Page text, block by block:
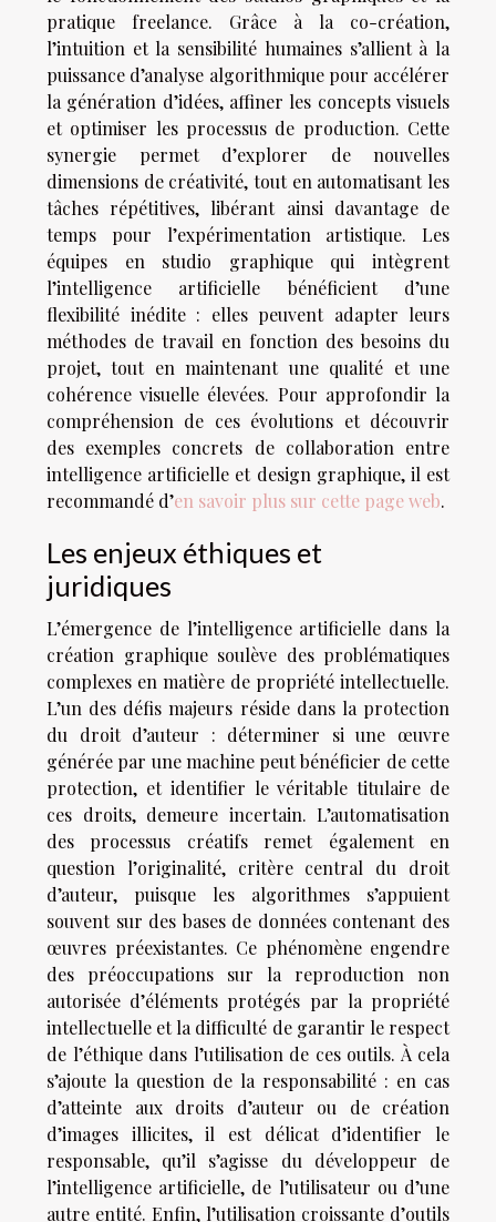
pratique freelance. Grâce à la co-création,
l’intuition et la sensibilité humaines s’allient à la
puissance d’analyse algorithmique pour accélérer
la génération d’idées, affiner les concepts visuels
et optimiser les processus de production. Cette
synergie permet d’explorer de nouvelles
dimensions de créativité, tout en automatisant les
tâches répétitives, libérant ainsi davantage de
temps pour l’expérimentation artistique. Les
équipes en studio graphique qui intègrent
l’intelligence artificielle bénéficient d’une
flexibilité inédite : elles peuvent adapter leurs
méthodes de travail en fonction des besoins du
projet, tout en maintenant une qualité et une
cohérence visuelle élevées. Pour approfondir la
compréhension de ces évolutions et découvrir
des exemples concrets de collaboration entre
intelligence artificielle et design graphique, il est
recommandé d’en savoir plus sur cette page web.
Les enjeux éthiques et
juridiques
L’émergence de l’intelligence artificielle dans la
création graphique soulève des problématiques
complexes en matière de propriété intellectuelle.
L’un des défis majeurs réside dans la protection
du droit d’auteur : déterminer si une œuvre
générée par une machine peut bénéficier de cette
protection, et identifier le véritable titulaire de
ces droits, demeure incertain. L’automatisation
des processus créatifs remet également en
question l’originalité, critère central du droit
d’auteur, puisque les algorithmes s’appuient
souvent sur des bases de données contenant des
œuvres préexistantes. Ce phénomène engendre
des préoccupations sur la reproduction non
autorisée d’éléments protégés par la propriété
intellectuelle et la difficulté de garantir le respect
de l’éthique dans l’utilisation de ces outils. À cela
s’ajoute la question de la responsabilité : en cas
d’atteinte aux droits d’auteur ou de création
d’images illicites, il est délicat d’identifier le
responsable, qu’il s’agisse du développeur de
l’intelligence artificielle, de l’utilisateur ou d’une
autre entité. Enfin, l’utilisation croissante d’outils